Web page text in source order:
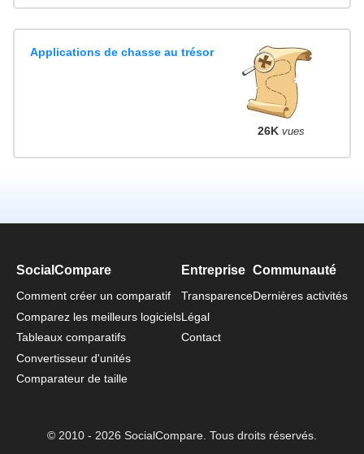
Applications de chasse au trésor
26K vues
SocialCompare
Comment créer un comparatif
Comparez les meilleurs logiciels
Tableaux comparatifs
Convertisseur d'unités
Comparateur de taille
Entreprise
Transparence
Légal
Contact
Communauté
Dernières activités
© 2010 - 2026 SocialCompare. Tous droits réservés.